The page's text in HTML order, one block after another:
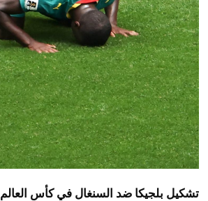
تشكيل بلجيكا ضد السنغال في كأس العالم